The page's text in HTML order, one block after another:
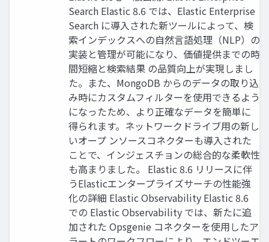
Search Elastic 8.6 では、Elastic Enterprise
Search に導⼊された新ツールによって、検
索インデックスへの⾃然⾔語処理（NLP）の
実装と管理が可能になり、価値提供までの時
間短縮と検索結果 の品質向上が実現しまし
た。また、MongoDB からのデータの取り込
み時にカスタムフィルターを使⽤できるよう
になったため、より正確なデータを簡単に
得られます。ネットワークドライブ⽤の新し
いオープ ンソースコネクターも導⼊された
ことで、インジェスチョンの総合的な柔軟性
も⾼まりました。 Elastic 8.6 リリースに伴
うElasticエンタープライズサーチの性能強
化の詳細 Elastic Observability Elastic 8.6
での Elastic Observability では、新たに追
加された Opsgenie コネクターを使⽤したア